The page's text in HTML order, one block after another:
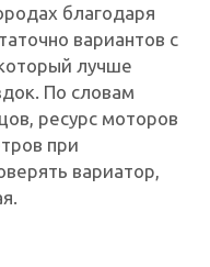
благодаря
вариантов с
лучше
По словам
ресурс моторов
при
вариатор,